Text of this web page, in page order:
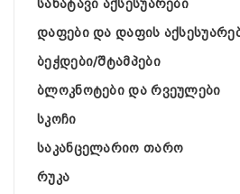
სახატავი აქსესუარები
დაფები და დაფის
ბეჭდები/შტამპები
ბლოკნოტები და რვეულები
სკოჩი
საკანცელარიო თარო
რუკა